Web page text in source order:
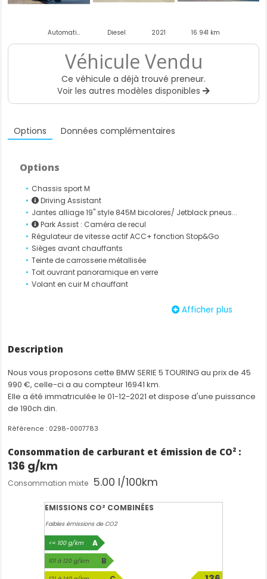
Automatique Diesel 2021 16 941 km
Véhicule Vendu
Ce véhicule a déjà trouvé preneur.
Voir les autres modèles disponibles
Options Données complémentaires
Options
Chassis sport M
Driving Assistant
Jantes alliage 19" style 845M bicolores/ Jetblack pneus...
Park Assist : Caméra de recul
Régulateur de vitesse actif ACC+ fonction Stop&Go
Sièges avant chauffants
Teinte de carrosserie métallisée
Toit ouvrant panoramique en verre
Volant en cuir M chauffant
Allumage automatique des projecteurs
BMW Live Cockpit Navigation Pro
Climatisation automatique 2 zones à fonctionnalités
étendues
Contrôle Dynamique de la Traction (DTC)
Détecteur de fatigue du conducteur
Eclairage d'ambiance
Essuie-glace à détecteur de pluie
Feux de stop dynamiques à technologie LED
Frein de parking électrique avec fonction "Automatic
Hayon électrique
Hybridation légère (48V)
Inserts décoratifs M aluminium Rhombicle Smoke Grey
Pack Advanced Full LED
Pack Connected Pro
Afficher plus
Description
Nous vous proposons cette BMW SERIE 5 TOURING au prix de 45
990 €, celle-ci a au compteur 16941 km.
Elle a été immatriculée le 01-12-2021 et dispose d'une puissance
de 190ch din.
Référence : 0298-0007783
Consommation de carburant et émission de CO² :
136 g/km
Consommation mixte 5.00 l/100km
EMISSIONS CO² COMBINÉES
Faibles émissions de CO2
<= 100 g/km A
101 à 120 g/km B